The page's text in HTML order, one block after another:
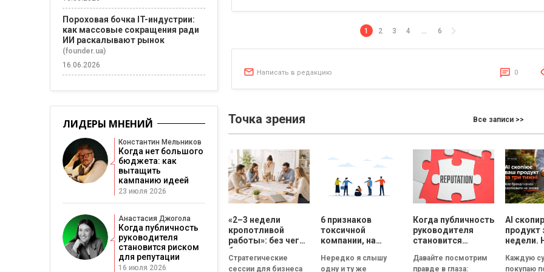
остается крупнейшим экспортером
1 2 3 4 … 6
Написать в редакцию 0
Точка зрения Все записи >>
«2–3 недели
кропотливой
работы»: без чего
бизнесу нет
смысла
Стратегические
сессии для бизнеса
6 признаков
токсичной
компании, на
обратить
Нередко я слышу
одну и ту же
Когда публичность
руководителя
становится
репутации
Давайте посмотрим
правде в глаза:
AI
продукт
недели.
Каждую
покупаю
Пороховая бочка IT-индустрии:
как массовые сокращения ради
ИИ раскалывают рынок
(founder.ua)
16.06.2026
ЛИДЕРЫ МНЕНИЙ
Константин Мельников
Когда нет большого
бюджета: как
вытащить
кампанию идеей
23 июля 2026
Анастасия Джогола
Когда публичность
руководителя
становится риском
для репутации
16 июля 2026